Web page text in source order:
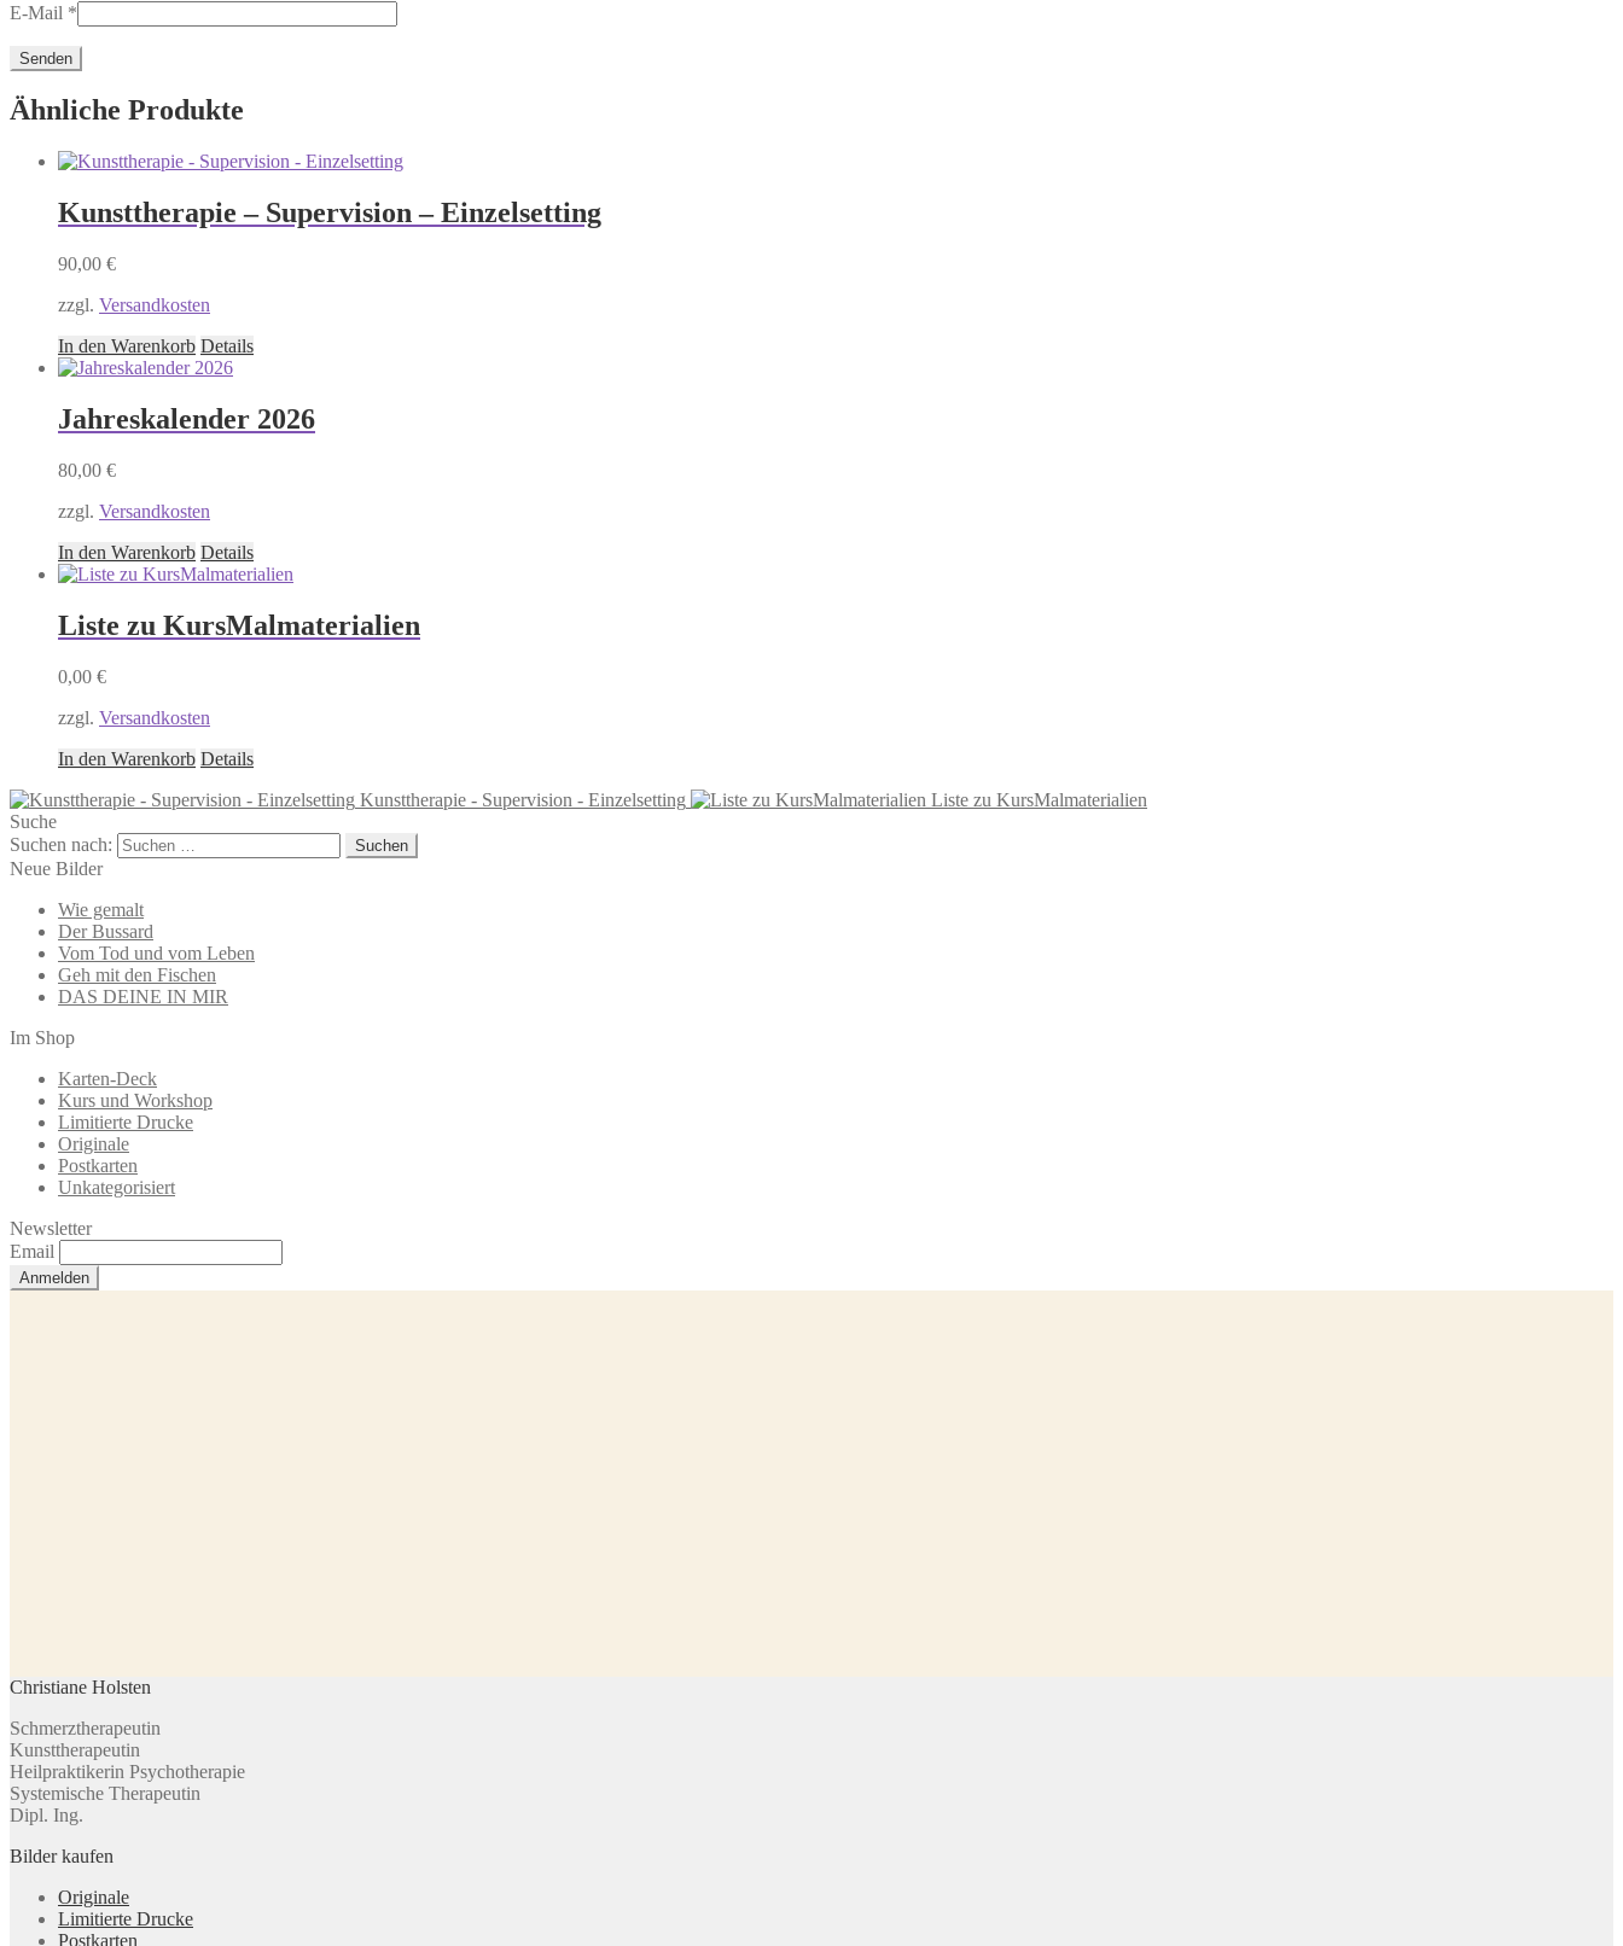
E-Mail *
Ähnliche Produkte
Kunsttherapie – Supervision – Einzelsetting
90,00 €
zzgl. Versandkosten
In den Warenkorb Details
Jahreskalender 2026
80,00 €
zzgl. Versandkosten
In den Warenkorb Details
Liste zu KursMalmaterialien
0,00 €
zzgl. Versandkosten
In den Warenkorb Details
Kunsttherapie - Supervision - Einzelsetting
Liste zu KursMalmaterialien
Suche
Suchen nach:
Neue Bilder
Wie gemalt
Der Bussard
Vom Tod und vom Leben
Geh mit den Fischen
DAS DEINE IN MIR
Im Shop
Karten-Deck
Kurs und Workshop
Limitierte Drucke
Originale
Postkarten
Unkategorisiert
Newsletter
Email
Christiane Holsten
Schmerztherapeutin
Kunsttherapeutin
Heilpraktikerin Psychotherapie
Systemische Therapeutin
Dipl. Ing.
Bilder kaufen
Originale
Limitierte Drucke
Postkarten